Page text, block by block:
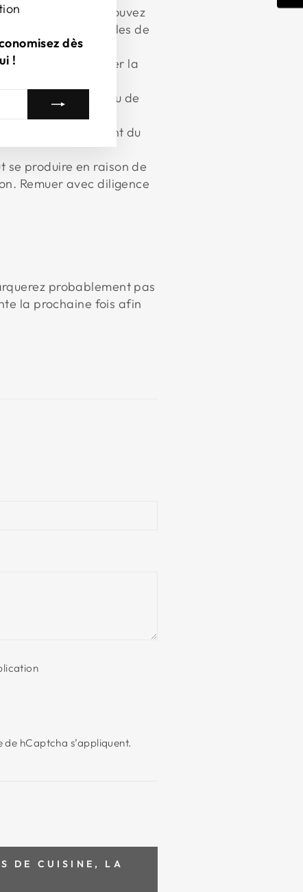
allégée. Vous pouvez
moins susceptibles de
feu avant d'ajouter la
fécule de maïs ou de
ingrédients.
directement du
se produire en raison de
Remuer avec diligence
probablement pas
la prochaine fois afin
de hCaptcha s’appliquent.
DE CUISINE, LA
dès
!